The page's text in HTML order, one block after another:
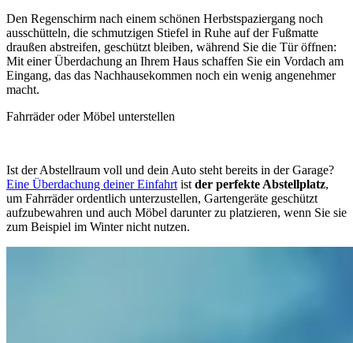
Den Regenschirm nach einem schönen Herbstspaziergang noch
ausschütteln, die schmutzigen Stiefel in Ruhe auf der Fußmatte
draußen abstreifen, geschützt bleiben, während Sie die Tür öffnen:
Mit einer Überdachung an Ihrem Haus schaffen Sie ein Vordach am
Eingang, das das Nachhausekommen noch ein wenig angenehmer
macht.
Fahrräder oder Möbel unterstellen
Ist der Abstellraum voll und dein Auto steht bereits in der Garage?
Eine Überdachung deiner Einfahrt ist der perfekte Abstellplatz,
um Fahrräder ordentlich unterzustellen, Gartengeräte geschützt
aufzubewahren und auch Möbel darunter zu platzieren, wenn Sie sie
zum Beispiel im Winter nicht nutzen.